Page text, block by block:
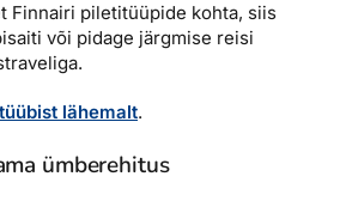
Finnairi piletitüüpide kohta, siis
või pidage järgmise reisi
lähemalt.
ümberehitus